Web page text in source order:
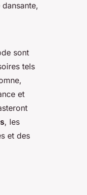
sont
tels
et
, les
et des